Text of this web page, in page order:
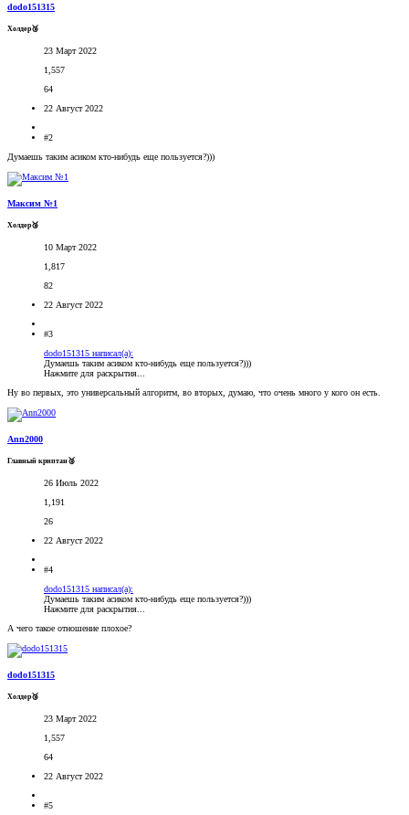
dodo151315
Холдер🥉
23 Март 2022
1,557
64
22 Август 2022
#2
Думаешь таким асиком кто-нибудь еще пользуется?)))
Максим №1
Холдер🥉
10 Март 2022
1,817
82
22 Август 2022
#3
dodo151315 написал(а):
Думаешь таким асиком кто-нибудь еще пользуется?)))
Нажмите для раскрытия...
Ну во первых, это универсальный алгоритм, во вторых, думаю, что очень много у кого он есть.
Ann2000
Главный криптан🥈
26 Июль 2022
1,191
26
22 Август 2022
#4
dodo151315 написал(а):
Думаешь таким асиком кто-нибудь еще пользуется?)))
Нажмите для раскрытия...
А чего такое отношение плохое?
dodo151315
Холдер🥉
23 Март 2022
1,557
64
22 Август 2022
#5